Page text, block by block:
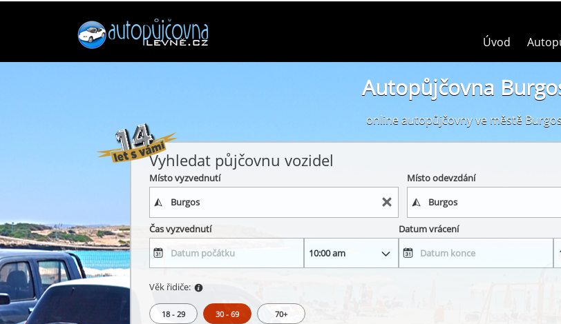
Úvod
Autopůjčovna
online autopůjčovny ve městě Burgos
Vyhledat půjčovnu vozidel
Místo vyzvednutí Místo odevzdání
Čas vyzvednutí
Datum vrácení
Věk řidiče:
18 - 29 30 - 69 70+